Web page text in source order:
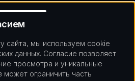
свою
успеха?
к компаниям, которые
бизнес с нашими блокчейн
сайта, мы используем cookie
данных. Согласие позволяет
просмотра и уникальные
может ограничить часть